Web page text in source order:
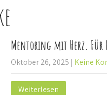
Mentoring mit Herz.
Oktober 26, 2025 | Keine
Weiterlesen